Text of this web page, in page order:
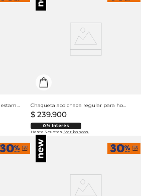
Camiseta oversize manga corta estampado tipográfico para hombre Chaqueta acolchada regular para hombre
$ 239.900
0% Interés
Hasta 3 cuotas. Ver bancos.